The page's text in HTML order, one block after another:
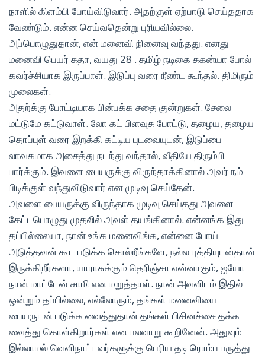
நாளில் கிளம்பி போய்விடுவார். அதற்குள் ஏற்பாடு செய்ததாக
வேண்டும். என்ன செய்வதென்று புரியவில்லை.
அப்பொழுதுதான், என் மனைவி நினைவு வந்தது. எனது
மனைவி பெயர் சுதா, வயது 28 . தமிழ் நடிகை சுகன்யா போல்
கவர்ச்சியாக இருப்பாள். இடுப்பு வரை நீண்ட கூந்தல். திமிரும்
முலைகள்.
அதற்க்கு போட்டியாக பின்பக்க சதை குன்றுகள். சேலை
மட்டுமே கட்டுவாள். லோ கட் பிளவுசு போட்டு, தழைய, தழைய
தொப்புள் வரை இறக்கி கட்டிய புடவையுடன், இடுப்பை
லாவகமாக அசைத்து நடந்து வந்தால், வீதியே திரும்பி
பார்க்கும். இவளை பையருக்கு விருந்தாக்கினால் அவர் நம்
பிடிக்குள் வந்துவிடுவார் என முடிவு செய்தேன்.
அவளை பையருக்கு விருந்தாக முடிவு செய்தது அவளை
கேட்டபொழுது முதலில் அவள் தயங்கினால். என்னங்க இது
தப்பில்லையா, நான் உங்க மனைவிங்க, என்னை போய்
அடுத்தவன் கூட படுக்க சொல்றீங்களே, நல்ல புத்தியுடன்தான்
இருக்கிறீர்களா, யாராசுக்கும் தெரிஞ்சா என்னாகும், ஐயோ
நான் மாட்டேன் சாமி என மறுத்தாள். நான் அவளிடம் இதில்
ஒன்றும் தப்பில்லை, எல்லோரும், தங்கள் மனைவியை
பையருடன் படுக்க வைத்துதான் தங்கள் பிசினச்சை தக்க
வைத்து கொள்கிறார்கள் என பலவாறு கூறினேன். அதுவும்
இல்லாமல் வெளிநாட்டவர்களுக்கு பெரிய தடி ரொம்ப பருத்து